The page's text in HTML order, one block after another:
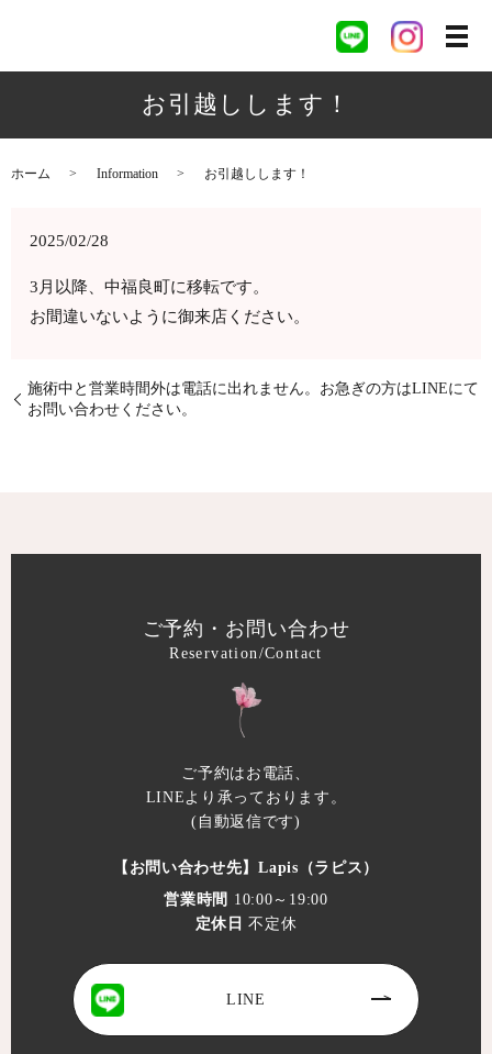
お引越しします！
ホーム Information お引越しします！
2025/02/28
3月以降、中福良町に移転です。
お間違いないように御来店ください。
施術中と営業時間外は電話に出れません。お急ぎの方はLINEにて
お問い合わせください。
ご予約・お問い合わせ
Reservation/Contact
ご予約はお電話、
LINEより承っております。
(自動返信です)
【お問い合わせ先】Lapis（ラピス）
営業時間 10:00～19:00
定休日 不定休
LINE